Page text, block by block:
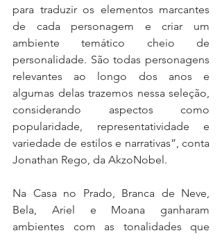
para traduzir os elementos marcantes
de cada personagem e criar um
ambiente temático cheio de
personalidade. São todas personagens
relevantes ao longo dos anos e
algumas delas trazemos nessa seleção,
considerando aspectos como
popularidade, representatividade e
variedade de estilos e narrativas”, conta
Jonathan Rego, da AkzoNobel.
Na Casa no Prado, Branca de Neve,
Bela, Ariel e Moana ganharam
ambientes com as tonalidades que